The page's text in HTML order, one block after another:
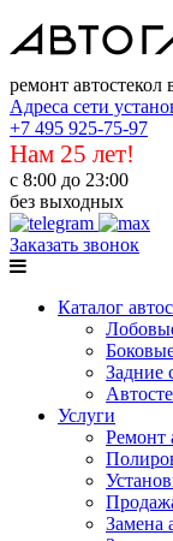
ремонт автостекол
Адреса сети
+7 495 925-75-97
Нам 25 лет!
с 8:00 до 23:00
без выходных
Заказать звонок
Каталог
Задние
Услуги
Ремонт
Замена